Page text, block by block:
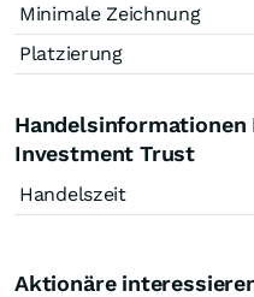
Minimale Zeichnung
Platzierung
Handelsinformationen
Investment Trust
Handelszeit
Aktionäre